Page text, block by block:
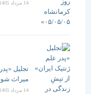
/ ۰ دیدگاه
تجلیل «پدر علم
میراث شوشتر
14 مرداد 1405 / ۰ دیدگاه